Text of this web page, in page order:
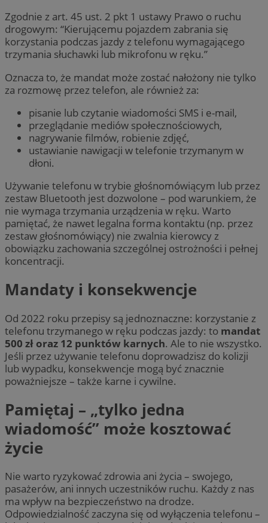
Zgodnie z art. 45 ust. 2 pkt 1 ustawy Prawo o ruchu
drogowym: “Kierującemu pojazdem zabrania się
korzystania podczas jazdy z telefonu wymagającego
trzymania słuchawki lub mikrofonu w ręku.”
Oznacza to, że mandat może zostać nałożony nie tylko
za rozmowę przez telefon, ale również za:
pisanie lub czytanie wiadomości SMS i e-mail,
przeglądanie mediów społecznościowych,
nagrywanie filmów, robienie zdjęć,
ustawianie nawigacji w telefonie trzymanym w
dłoni.
Używanie telefonu w trybie głośnomówiącym lub przez
zestaw Bluetooth jest dozwolone – pod warunkiem, że
nie wymaga trzymania urządzenia w ręku. Warto
pamiętać, że nawet legalna forma kontaktu (np. przez
zestaw głośnomówiący) nie zwalnia kierowcy z
obowiązku zachowania szczególnej ostrożności i pełnej
koncentracji.
Mandaty i konsekwencje
Od 2022 roku przepisy są jednoznaczne: korzystanie z
telefonu trzymanego w ręku podczas jazdy: to mandat
500 zł oraz 12 punktów karnych. Ale to nie wszystko.
Jeśli przez używanie telefonu doprowadzisz do kolizji
lub wypadku, konsekwencje mogą być znacznie
poważniejsze – także karne i cywilne.
Pamiętaj – „tylko jedna
wiadomość” może kosztować
życie
Nie warto ryzykować zdrowia ani życia – swojego,
pasażerów, ani innych uczestników ruchu. Każdy z nas
ma wpływ na bezpieczeństwo na drodze.
Odpowiedzialność zaczyna się od wyłączenia telefonu –